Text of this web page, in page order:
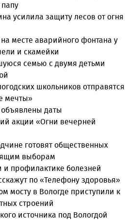
усилила защиту лесов от огня
месте аварийного фонтана у
и скамейки
семью с двумя детьми
школьников отправятся
мечты»
объявлены даты
акции «Огни вечерней
готовят общественных
выборам
и профилактике болезней
по «Телефону здоровья»
мосту в Вологде приступили к
строений
источника под Вологдой